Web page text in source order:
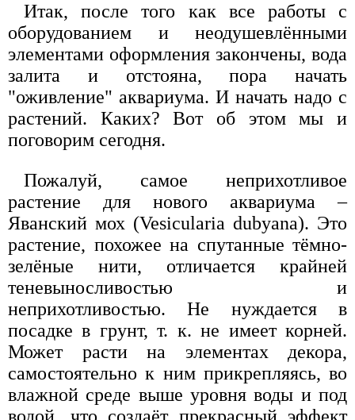
Итак, после того как все работы с
оборудованием и неодушевлёнными
элементами оформления закончены, вода
залита и отстояна, пора начать
"оживление" аквариума. И начать надо с
растений. Каких? Вот об этом мы и
поговорим сегодня.
Пожалуй, самое неприхотливое
растение для нового аквариума –
Яванский мох (Vesicularia dubyana). Это
растение, похожее на спутанные тёмно-
зелёные нити, отличается крайней
теневыносливостью и
неприхотливостью. Не нуждается в
посадке в грунт, т. к. не имеет корней.
Может расти на элементах декора,
самостоятельно к ним прикрепляясь, во
влажной среде выше уровня воды и под